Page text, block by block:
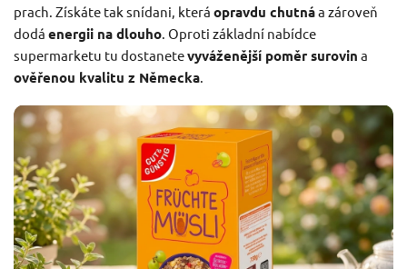
prach. Získáte tak snídani, která opravdu chutnáa zároveň
dodá energii na dlouho . Oproti základní nabídce
supermarketu tu dostanetevyváženější poměr surovin a
ověřenou kvalitu z Německa